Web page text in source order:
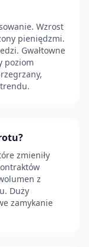
Wzrost
pieniędzmi.
Gwałtowne
poziom
zmieniły
z
Duży
zamykanie